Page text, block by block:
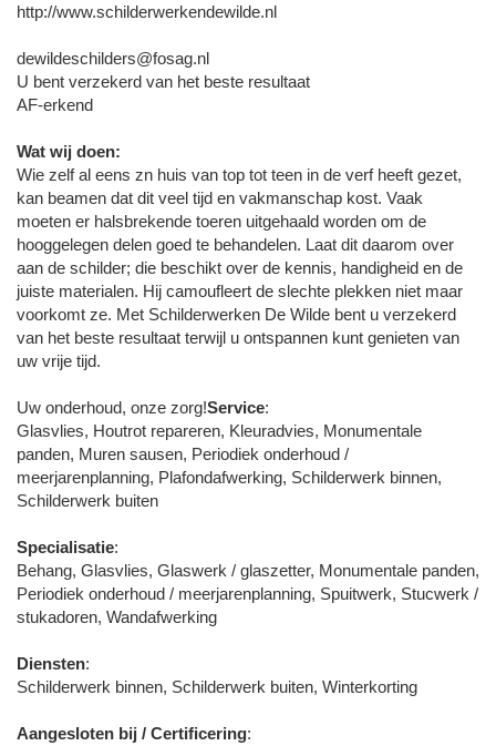
http://www.schilderwerkendewilde.nl
dewildeschilders@fosag.nl
U bent verzekerd van het beste resultaat
AF-erkend
Wat wij doen:
Wie zelf al eens zn huis van top tot teen in de verf heeft gezet,
kan beamen dat dit veel tijd en vakmanschap kost. Vaak
moeten er halsbrekende toeren uitgehaald worden om de
hooggelegen delen goed te behandelen. Laat dit daarom over
aan de schilder; die beschikt over de kennis, handigheid en de
juiste materialen. Hij camoufleert de slechte plekken niet maar
voorkomt ze. Met Schilderwerken De Wilde bent u verzekerd
van het beste resultaat terwijl u ontspannen kunt genieten van
uw vrije tijd.
Uw onderhoud, onze zorg!Service:
Glasvlies, Houtrot repareren, Kleuradvies, Monumentale
panden, Muren sausen, Periodiek onderhoud /
meerjarenplanning, Plafondafwerking, Schilderwerk binnen,
Schilderwerk buiten
Specialisatie:
Behang, Glasvlies, Glaswerk / glaszetter, Monumentale panden,
Periodiek onderhoud / meerjarenplanning, Spuitwerk, Stucwerk /
stukadoren, Wandafwerking
Diensten:
Schilderwerk binnen, Schilderwerk buiten, Winterkorting
Aangesloten bij / Certificering: